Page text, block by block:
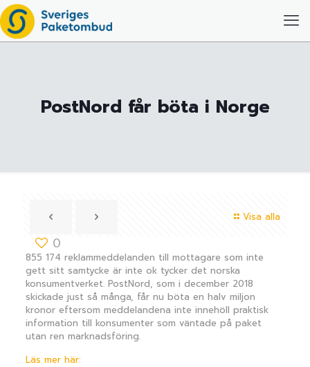
PostNord får böta i Norge
Visa alla
0
855 174 reklammeddelanden till mottagare som inte
gett sitt samtycke är inte ok tycker det norska
konsumentverket. PostNord, som i december 2018
skickade just så många, får nu böta en halv miljon
kronor eftersom meddelandena inte innehöll praktisk
information till konsumenter som väntade på paket
utan ren marknadsföring.
Läs mer här: